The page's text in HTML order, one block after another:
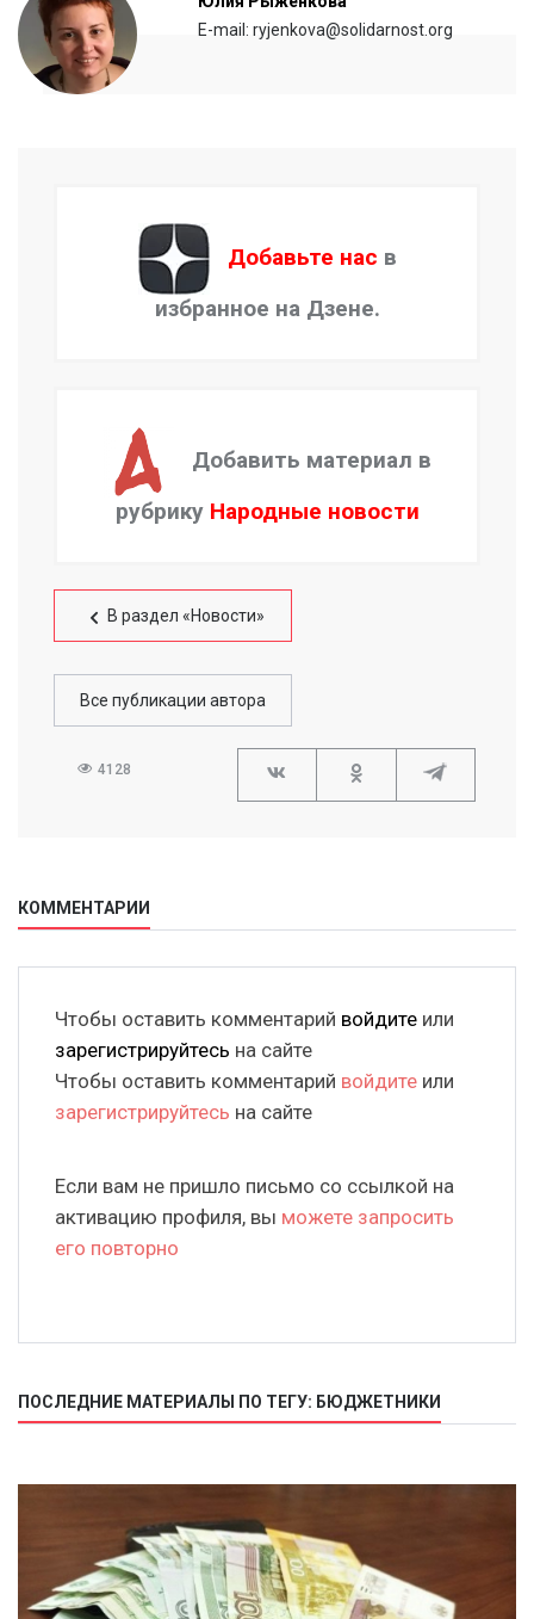
E-mail: ryjenkova@solidarnost.org
Добавьте нас в
избранное на Дзене.
Добавить материал в
рубрику Народные новости
В раздел «Новости»
Все публикации автора
4128
КОММЕНТАРИИ
Чтобы оставить комментарий войдите или
зарегистрируйтесь на сайте
Чтобы оставить комментарий войдите или
зарегистрируйтесь на сайте
Если вам не пришло письмо со ссылкой на
активацию профиля, вы можете запросить
его повторно
ПОСЛЕДНИЕ МАТЕРИАЛЫ ПО ТЕГУ: БЮДЖЕТНИКИ